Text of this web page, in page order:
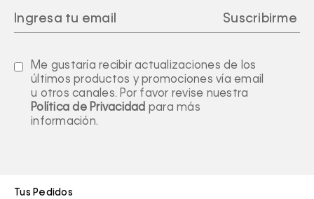
Me gustaría recibir actualizaciones de los
últimos productos y promociones vía email
u otros canales. Por favor revise nuestra
Política de Privacidad para más
información.
Tus Pedidos